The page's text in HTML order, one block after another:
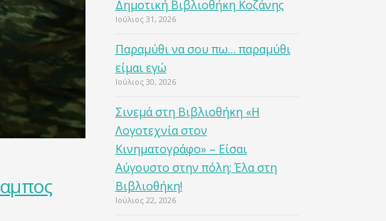
Δημοτική Βιβλιοθήκη Κοζάνης
Ιούλιος 31, 2026
Παραμύθι να σου πω… παραμύθι
είμαι εγώ
Ιούλιος 30, 2026
Σινεμά στη Βιβλιοθήκη «Η
Λογοτεχνία στον
Κινηματογράφο» – Είσαι
Αύγουστο στην πόλη; Έλα στη
Βιβλιοθήκη!
Ιούλιος 22, 2026